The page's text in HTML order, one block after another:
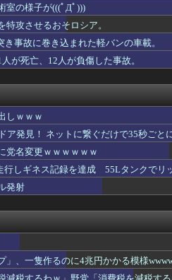
素晴らしい！」（海外の反応...
ろなぁ」
ない｣｢財政政策､金融政策...
・・
逆転の策がバ...
室の様子が(((ﾟДﾟ)))
特攻させるおそロシア。
事故に巻き込まれた軽バンの車載。
が死亡、12人が負傷した事故。
しｗｗｗ
ア発見！ ネットに繋ぐだけで35秒ごと
党名変更ｗｗｗｗｗｗ
行しギネス記録を達成 55Lタンクでリ
発射
」、一隻作るのに4兆円かかる模様